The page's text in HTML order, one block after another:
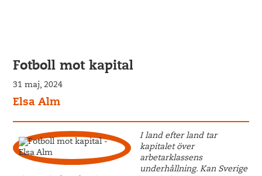
Fotboll mot kapital
31 maj, 2024
Elsa Alm
I land efter land tar
kapitalet över
arbetarklassens
underhållning. Kan Sverige